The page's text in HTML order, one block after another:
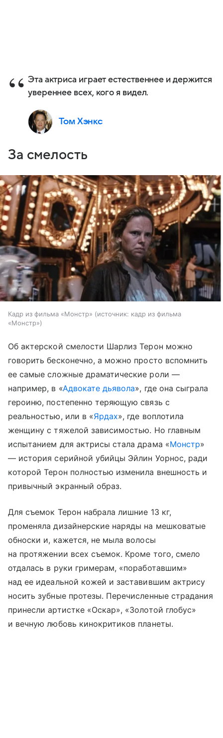
Эта актриса играет естественнее и держится
увереннее всех, кого я видел.
Том Хэнкс
За смелость
Кадр из фильма «Монстр» источник: кадр из фильма
«Монстр»
Об актерской смелости Шарлиз Терон можно
говорить бесконечно, а можно просто вспомнить
ее самые сложные драматические роли —
например, в «Адвокате дьявола», где она сыграла
героиню, постепенно теряющую связь с
реальностью, или в «Ярдах», где воплотила
женщину с тяжелой зависимостью. Но главным
испытанием для актрисы стала драма «Монстр»
— история серийной убийцы Эйлин Уорнос, ради
которой Терон полностью изменила внешность и
привычный экранный образ.
Для съемок Терон набрала лишние 13 кг,
променяла дизайнерские наряды на мешковатые
обноски и, кажется, не мыла волосы
на протяжении всех съемок. Кроме того, смело
отдалась в руки гримерам, «поработавшим»
над ее идеальной кожей и заставившим актрису
носить зубные протезы. Перечисленные страдания
принесли артистке «Оскар», «Золотой глобус»
и вечную любовь кинокритиков планеты.